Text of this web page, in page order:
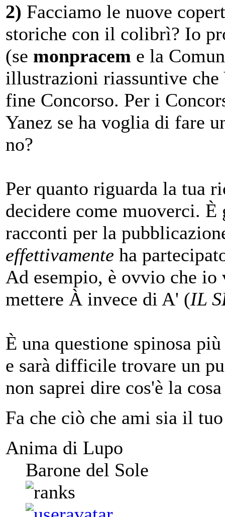
2) Facciamo le nuove
storiche con il colibrì? Io
(se monpracem e la
illustrazioni riassuntive
fine Concorso. Per i
Yanez se ha voglia di fare
no?
Per quanto riguarda la tua
decidere come muoverci.
racconti per la
effettivamente ha
Ad esempio, è ovvio che
mettere À invece di A' (IL
È una questione spinosa
e sarà difficile trovare un
non saprei dire cos'è la
Fa che ciò che ami sia il
Anima di Lupo
Barone del Sole